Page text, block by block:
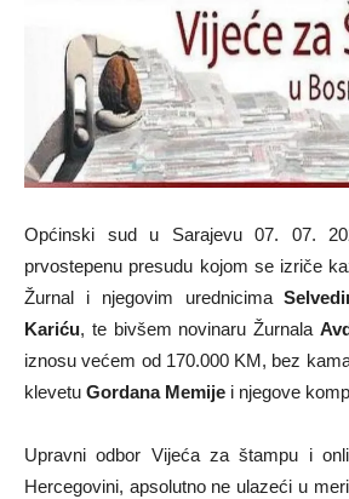
Općinski sud u Sarajevu 07. 07.
prvostepenu presudu kojom se izriče
Žurnal i njegovim urednicima
Kariću, te bivšem novinaru Žurnala
iznosu većem od 170.000 KM, bez
klevetu Gordana Memije i njegove
Upravni odbor Vijeća za štampu i
Hercegovini, apsolutno ne ulazeći u